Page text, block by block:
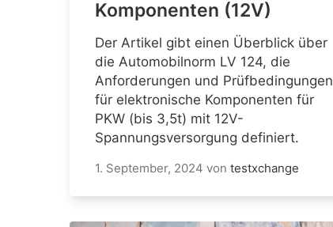
Komponenten (12V)
Der Artikel gibt einen Überblick über
die Automobilnorm LV 124, die
Anforderungen und Prüfbedingungen
für elektronische Komponenten für
PKW (bis 3,5t) mit 12V-
Spannungsversorgung definiert.
1. September, 2024 von testxchange